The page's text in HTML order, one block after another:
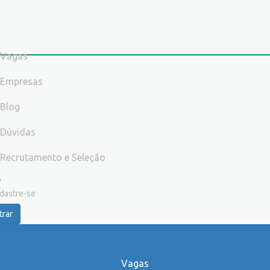
Vagas
Empresas
Blog
Dúvidas
Recrutamento e Seleção
se
Vagas